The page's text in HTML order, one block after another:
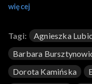
próbuje umówić się z
Muszą spłacić dług,
Rozłuckim w siłowni..
więcej
Tagi: Agnieszka
Barbara
Dorota Kamińska